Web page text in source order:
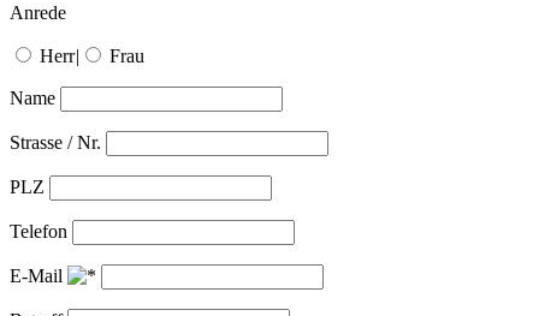
Anrede
Herr| Frau
Name
Strasse / Nr.
PLZ
Telefon
E-Mail